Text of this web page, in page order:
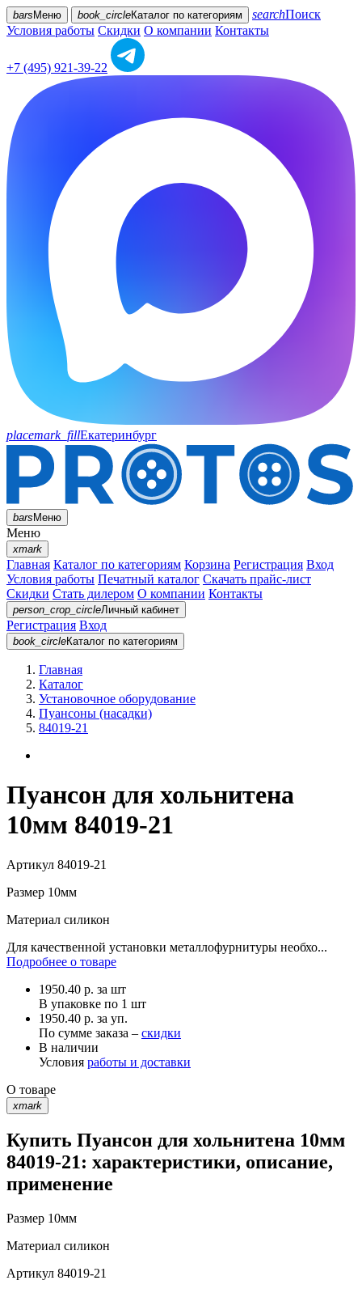
bars Меню book_circleКаталог по категориям searchПоиск
Условия работы Скидки О компании Контакты
+7 (495) 921-39-22
placemark_fillЕкатеринбург
barsМеню
Меню
xmark
Главная Каталог по категориям Корзина Регистрация Вход
Условия работы Печатный каталог Скачать прайс-лист
Скидки Стать дилером О компании Контакты
person_crop_circleЛичный кабинет
Регистрация Вход
book_circleКаталог по категориям
Главная
Каталог
Установочное оборудование
Пуансоны (насадки)
84019-21
Пуансон для хольнитена
10мм 84019-21
Артикул 84019-21
Размер 10мм
Материал силикон
Для качественной установки металлофурнитуры необхо...
Подробнее о товаре
1950.40 р. за шт
В упаковке по 1 шт
1950.40 р. за уп.
По сумме заказа – скидки
В наличии
Условия работы и доставки
О товаре
xmark
Купить Пуансон для хольнитена 10мм
84019-21: характеристики, описание,
применение
Размер 10мм
Материал силикон
Артикул 84019-21